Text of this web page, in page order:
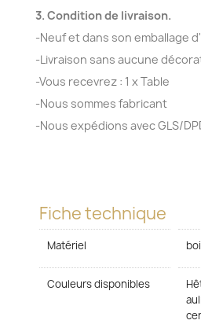
3. Condition de livraison.
-Neuf et dans son emballage
-Livraison sans aucune
-Vous recevrez : 1 x Table
-Nous sommes fabricant
-Nous expédions avec GLS/
Fiche technique
Matériel
Couleurs disponibles